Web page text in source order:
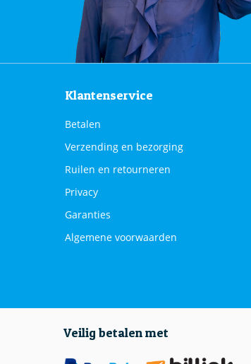
Klantenservice
Betalen
Verzending en bezorging
Ruilen en retourneren
Privacy
Garanties
Algemene voorwaarden
Veilig betalen met